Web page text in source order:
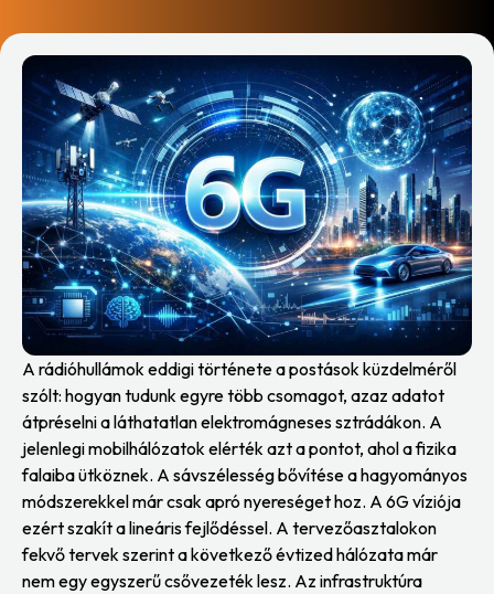
A rádióhullámok eddigi története a postások küzdelméről
szólt: hogyan tudunk egyre több csomagot, azaz adatot
átpréselni a láthatatlan elektromágneses sztrádákon. A
jelenlegi mobilhálózatok elérték azt a pontot, ahol a fizika
falaiba ütköznek. A sávszélesség bővítése a hagyományos
módszerekkel már csak apró nyereséget hoz. A 6G víziója
ezért szakít a lineáris fejlődéssel. A tervezőasztalokon
fekvő tervek szerint a következő évtized hálózata már
nem egy egyszerű csővezeték lesz. Az infrastruktúra